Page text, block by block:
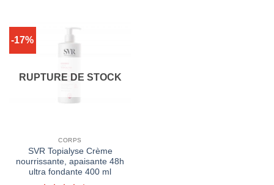
-17%
RUPTURE DE STOCK
CORPS
SVR Topialyse Crème
nourrissante, apaisante 48h
ultra fondante 400 ml